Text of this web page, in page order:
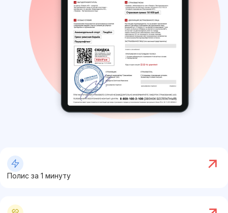
Полис за 1 минуту